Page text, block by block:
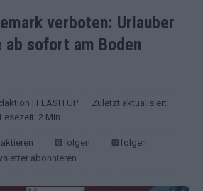
verboten: Urlauber
ab sofort am Boden
| FLASH UP
· Zuletzt aktualisiert:
Lesezeit: 2 Min.
folgen
folgen
abonnieren